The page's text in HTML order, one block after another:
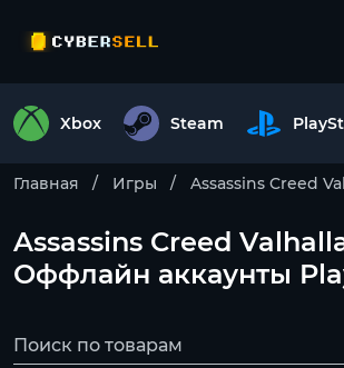
Xbox Steam
Главная Игры Assassins Creed
Assassins Creed
Оффлайн аккаунты